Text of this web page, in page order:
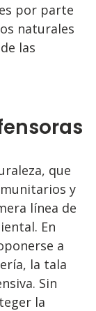
por parte
naturales
las
que
y
línea de
En
a
la tala
Sin
la